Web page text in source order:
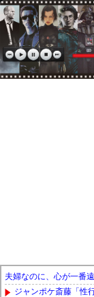
夫婦なのに、心が一番
ジャンポケ斎藤「性